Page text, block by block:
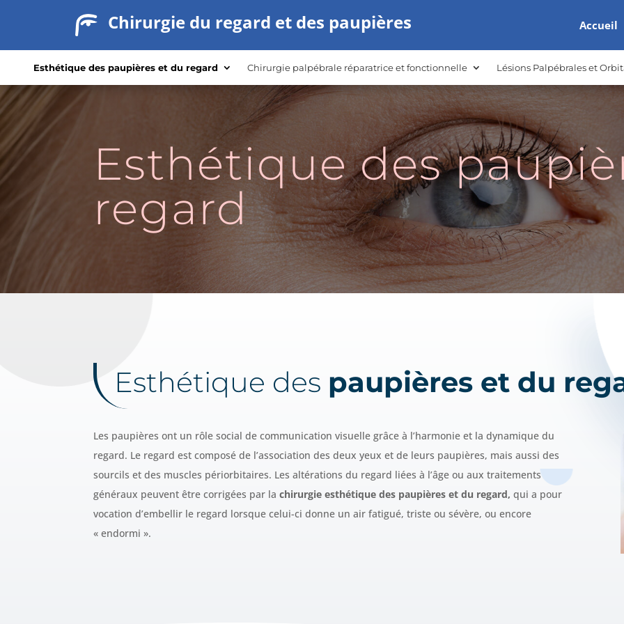
Chirurgie du regard et des paupières Accueil
Esthétique des paupières et du regard Chirurgie palpébrale réparatrice et fonctionnelle Lésions Palpébrales et
Esthétique des
regard
Esthétique des paupières et du
Les paupières ont un rôle social de communication visuelle grâce à l’harmonie et la dynamique du
regard. Le regard est composé de l’association des deux yeux et de leurs paupières, mais aussi des
sourcils et des muscles périorbitaires. Les altérations du regard liées à l’âge ou aux traitements
généraux peuvent être corrigées par lachirurgie esthétique des paupières et du regard,qui a pour
vocation d’embellir le regard lorsque celui-ci donne un air fatigué, triste ou sévère, ou encore
« endormi ».